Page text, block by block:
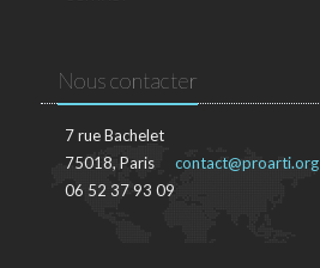
Nous contacter
7 rue Bachelet
75018, Paris
06 52 37 93 09
contact@proarti.org